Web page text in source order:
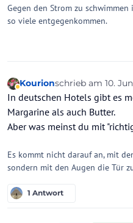
Gegen den Strom zu
so viele entgegenkommen.
Abwesend
Kourionschrieb am 10.
zuletzt editiert
In deutschen Hotels gibt es
Margarine als auch Butter.
Aber was meinst du mit
Es kommt nicht darauf an, mit
sondern mit den Augen die Tür
1 Antwort